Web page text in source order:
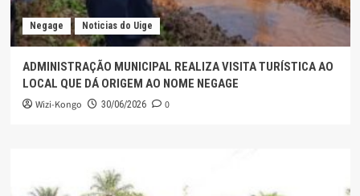
Negage Noticias do Uige
ADMINISTRAÇÃO MUNICIPAL REALIZA VISITA TURÍSTICA AO
LOCAL QUE DÁ ORIGEM AO NOME NEGAGE
Wizi-Kongo 30/06/2026 0